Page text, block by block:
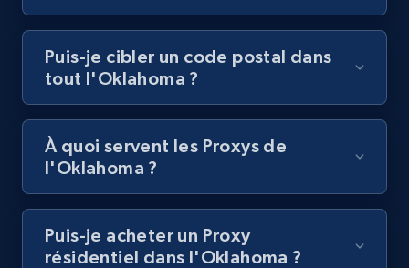
Puis-je cibler un code postal dans
tout l'Oklahoma ?
À quoi servent les Proxys de
l'Oklahoma ?
Puis-je acheter un Proxy
résidentiel dans l'Oklahoma ?